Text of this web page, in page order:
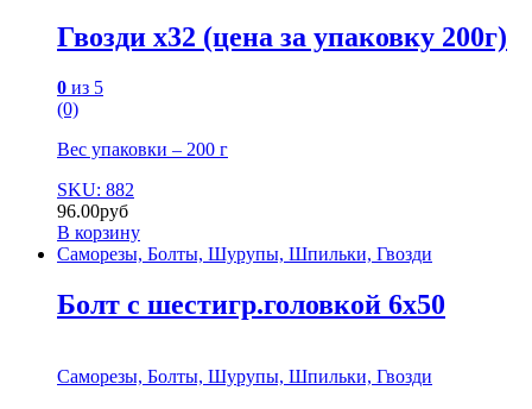
Гвозди х32 (цена за упаковку 200г)
0 из 5
(0)
Вес упаковки – 200 г
SKU: 882
96.00руб
В корзину
Саморезы, Болты, Шурупы, Шпильки, Гвозди
Болт с шестигр.головкой 6х50
Саморезы, Болты, Шурупы, Шпильки, Гвозди